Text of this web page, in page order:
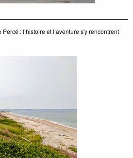
: l’histoire et l’aventure s'y rencontrent